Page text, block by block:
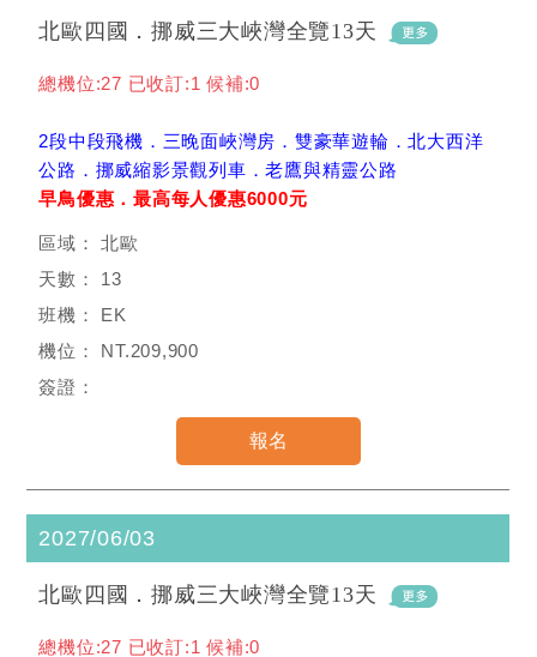
北歐四國．挪威三大峽灣全覽13天
總機位:27 已收訂:1 候補:0
2段中段飛機．三晚面峽灣房．雙豪華遊輪．北大西洋
公路．挪威縮影景觀列車．老鷹與精靈公路
早鳥優惠．最高每人優惠6000元
北歐
13
EK
NT.209,900
2027/06/03
北歐四國．挪威三大峽灣全覽13天
總機位:27 已收訂:1 候補:0